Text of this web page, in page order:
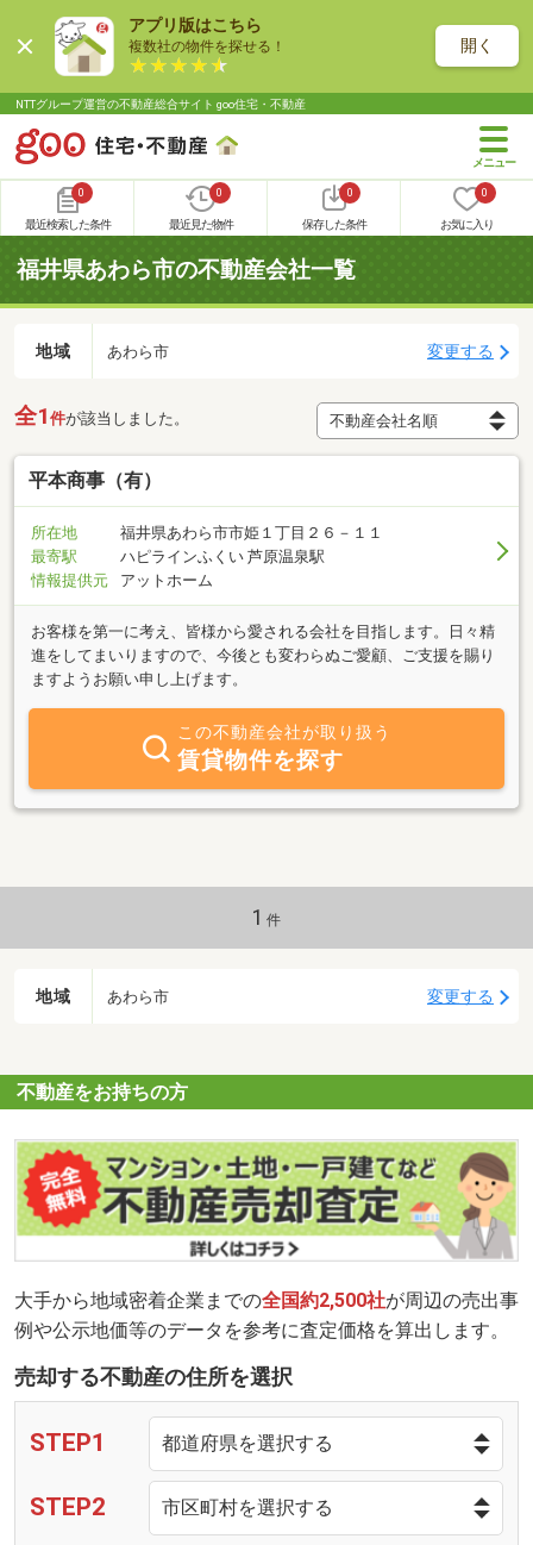
アプリ版はこちら
複数社の物件を探せる！ 開く
NTTグループ運営の不動産総合サイト goo住宅・不動産
0
最近検索した条件
0
最近見た物件
0
保存した条件
0
お気に入り
福井県あわら市の不動産会社一覧
地域 あわら市 変更する
全1 件が該当しました。
平本商事（有）
所在地
福井県あわら市市姫１丁目２６－１１
最寄駅
ハピラインふくい 芦原温泉駅
情報提供元
アットホーム
お客様を第一に考え、皆様から愛される会社を目指します。日々精
進をしてまいりますので、今後とも変わらぬご愛顧、ご支援を賜り
ますようお願い申し上げます。
この不動産会社が取り扱う
賃貸物件を探す
1 件
地域 あわら市 変更する
不動産をお持ちの方
大手から地域密着企業までの全国約2,500社が周辺の売出事
例や公示地価等のデータを参考に査定価格を算出します。
売却する不動産の住所を選択
STEP1
STEP2